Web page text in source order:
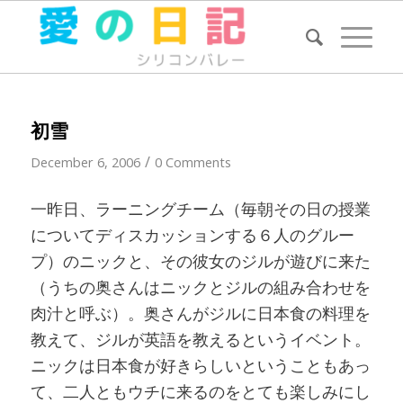
初雪
December 6, 2006 / 0 Comments
一昨日、ラーニングチーム（毎朝その日の授業
についてディスカッションする６人のグルー
プ）のニックと、その彼女のジルが遊びに来た
（うちの奥さんはニックとジルの組み合わせを
肉汁と呼ぶ）。奥さんがジルに日本食の料理を
教えて、ジルが英語を教えるというイベント。
ニックは日本食が好きらしいということもあっ
て、二人ともウチに来るのをとても楽しみにし